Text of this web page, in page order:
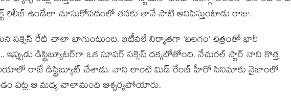
రిలీజ్ ఉండేలా చూసుకోవడంలో తనకు తానే సాటి అనిపిస్తుంటాడు రాజు.
సక్సెస్ రేట్ చాలా బాగుంటుంది. ఇటీవలే నిర్మాతగా ‘బలగం’ చిత్రంతో భారీ
ఇప్పుడు డిస్ట్రిబ్యూటర్‌గా ఒక సూపర్ సక్సెస్ దక్కబోతోంది. నేచురల్ స్టార్ నాని కొత్త
రాజే డిస్ట్రిబ్యూట్ చేశాడు. నాని లాంటి మిడ్ రేంజ్ హీరో సినిమాకు నైజాంలో
పట్ల ఆ మధ్య చాలామంది ఆశ్చర్యపోయారు.